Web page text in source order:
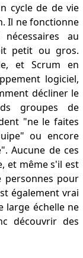
cycle de de vie
Il ne fonctionne
au
petit ou gros.
et Scrum en
logiciel,
décliner le
groupes de
"ne le faites
ou encore
Aucune de ces
et même s'il est
personnes pour
également vrai
large échelle ne
découvrir des